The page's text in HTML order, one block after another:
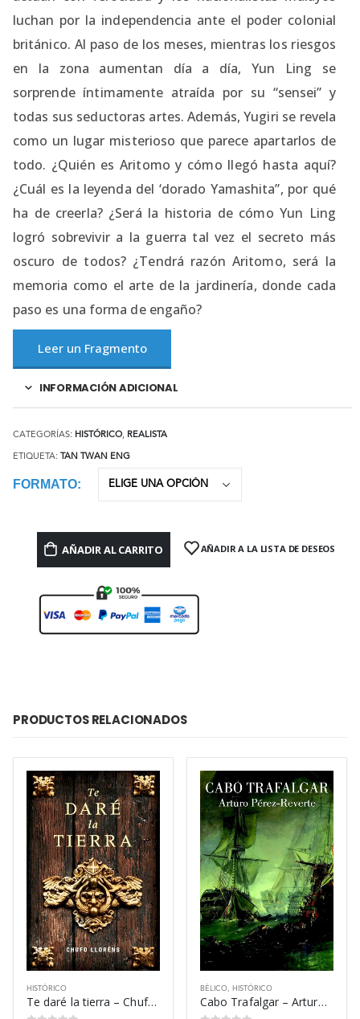
luchan por la independencia ante el poder colonial
británico. Al paso de los meses, mientras los riesgos
en la zona aumentan día a día, Yun Ling se
sorprende íntimamente atraída por su “sensei” y
todas sus seductoras artes. Además, Yugiri se revela
como un lugar misterioso que parece apartarlos de
todo. ¿Quién es Aritomo y cómo llegó hasta aquí?
¿Cuál es la leyenda del ‘dorado Yamashita”, por qué
ha de creerla? ¿Será la historia de cómo Yun Ling
logró sobrevivir a la guerra tal vez el secreto más
oscuro de todos? ¿Tendrá razón Aritomo, será la
memoria como el arte de la jardinería, donde cada
paso es una forma de engaño?
Leer un Fragmento
INFORMACIÓN ADICIONAL
CATEGORÍAS: HISTÓRICO, REALISTA
ETIQUETA: TAN TWAN ENG
FORMATO
AÑADIR AL CARRITO AÑADIR A LA LISTA DE DESEOS
PRODUCTOS RELACIONADOS
HISTÓRICO
Te daré la tierra – Chufo Lloréns
BÉLICO, HISTÓRICO
Cabo Trafalgar – Arturo Pérez-Reverte